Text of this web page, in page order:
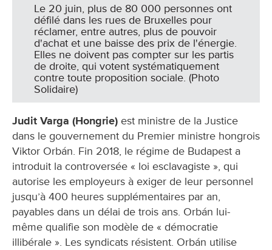
Le 20 juin, plus de 80 000 personnes ont
défilé dans les rues de Bruxelles pour
réclamer, entre autres, plus de pouvoir
d'achat et une baisse des prix de l'énergie.
Elles ne doivent pas compter sur les partis
de droite, qui votent systématiquement
contre toute proposition sociale. (Photo
Solidaire)
Judit Varga (Hongrie) est ministre de la Justice
dans le gouvernement du Premier ministre hongrois
Viktor Orbán. Fin 2018, le régime de Budapest a
introduit la controversée « loi esclavagiste », qui
autorise les employeurs à exiger de leur personnel
jusqu’à 400 heures supplémentaires par an,
payables dans un délai de trois ans. Orbán lui-
même qualifie son modèle de « démocratie
illibérale ». Les syndicats résistent. Orbán utilise